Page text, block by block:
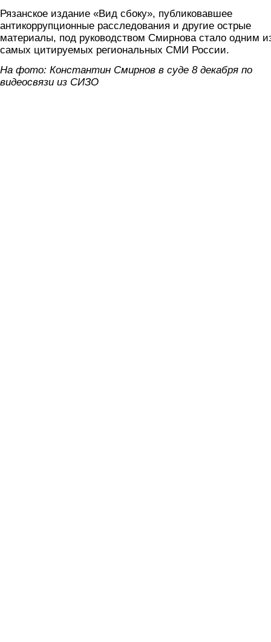
Рязанское издание «Вид сбоку», публиковавшее
антикоррупционные расследования и другие острые
материалы, под руководством Смирнова стало одним
самых цитируемых региональных СМИ России.
На фото: Константин Смирнов в суде 8 декабря по
видеосвязи из СИЗО